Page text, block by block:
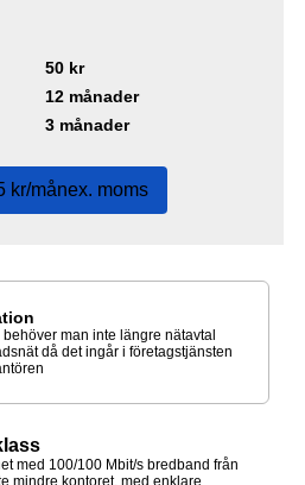
50 kr
12 månader
3 månader
kr/månex. moms
man inte längre nätavtal
då det ingår i företagstjänsten
med 100/100 Mbit/s bredband från